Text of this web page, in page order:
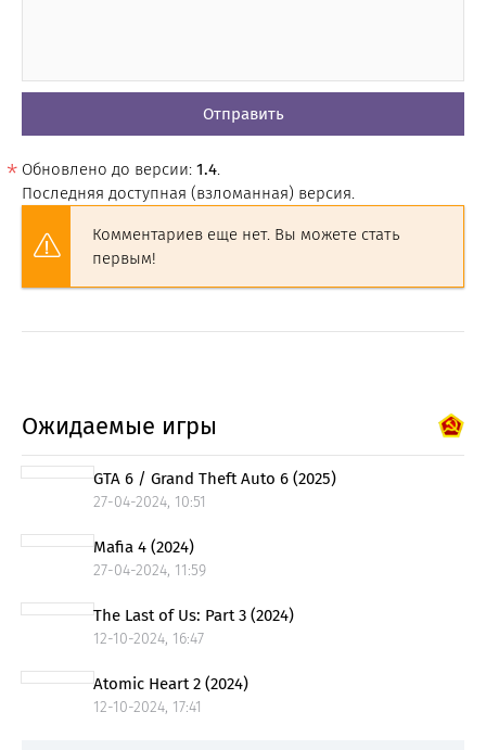
Отправить
Обновлено до версии: 1.4.
Последняя доступная (взломанная) версия.
Комментариев еще нет. Вы можете стать
первым!
Ожидаемые игры
GTA 6 / Grand Theft Auto 6 (2025)
27-04-2024, 10:51
Mafia 4 (2024)
27-04-2024, 11:59
The Last of Us: Part 3 (2024)
12-10-2024, 16:47
Atomic Heart 2 (2024)
12-10-2024, 17:41